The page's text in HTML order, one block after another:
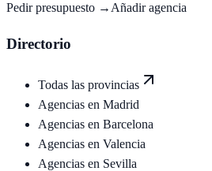
Pedir presupuesto → Añadir agencia
Directorio
Todas las provincias
Agencias en Madrid
Agencias en Barcelona
Agencias en Valencia
Agencias en Sevilla